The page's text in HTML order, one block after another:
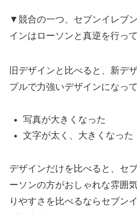
▼競合の一つ、セブンイレブ
インはローソンと真逆を行って
旧デザインと比べると、新デ
プルで力強いデザインになって
写真が大きくなった
文字が太く、大きくなった
デザインだけを比べると、セ
ーソンの方がおしゃれな雰囲
りやすさを比べるならセブン